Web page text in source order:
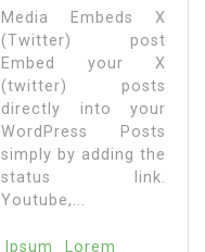
Media Embeds X
(Twitter) post
Embed your X
(twitter) posts
directly into your
WordPress Posts
simply by adding the
status link.
Youtube,...
Ipsum Lorem